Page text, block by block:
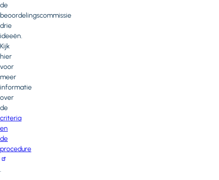
de
beoordelingscommissie
drie
ideeën.
Kijk
hier
voor
meer
informatie
over
de
criteria
en
de
procedure
.